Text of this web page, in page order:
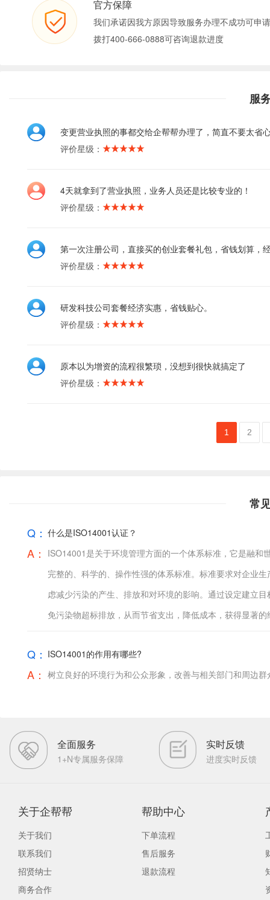
官方保障
我们承诺因我方原因导致服务办理不成功可申
拨打400-666-0888可咨询退款进度
服
变更营业执照的事都交给企帮帮办理了，简直不要太省
评价星级：
4天就拿到了营业执照，业务人员还是比较专业的！
评价星级：
第一次注册公司，直接买的创业套餐礼包，省钱划算，
评价星级：
研发科技公司套餐经济实惠，省钱贴心。
评价星级：
原本以为增资的流程很繁琐，没想到很快就搞定了
评价星级：
1 2
常
Q： 什么是ISO14001认证？
A：
ISO14001是关于环境管理方面的一个体系标准，它是融
完整的、科学的、操作性强的体系标准。标准要求对企业
虑减少污染的产生、排放和对环境的影响。通过设定建立
免污染物超标排放，从而节省支出，降低成本，获得显著的
Q： ISO14001的作用有哪些?
A： 树立良好的环境行为和公众形象，改善与相关部门和周边
全面服务
1+N专属服务保障
实时反馈
进度实时反馈
关于企帮帮
关于我们
联系我们
招贤纳士
商务合作
帮助中心
下单流程
售后服务
退款流程